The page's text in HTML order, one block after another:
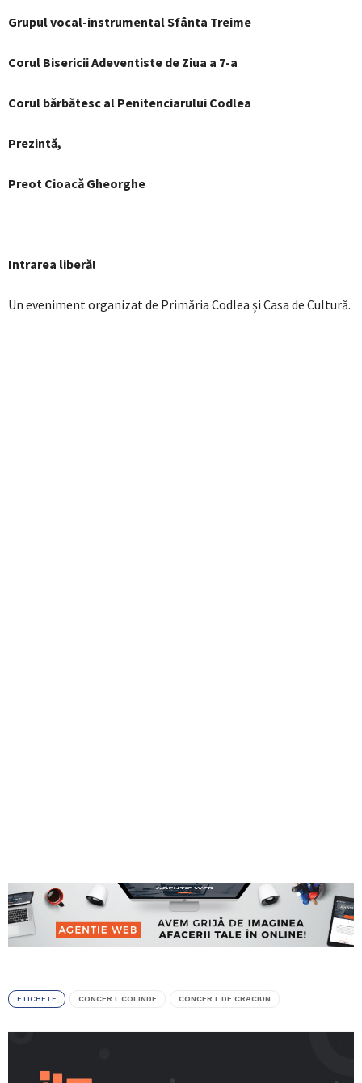
Grupul vocal-instrumental Sfânta Treime
Corul Bisericii Adeventiste de Ziua a 7-a
Corul bărbătesc al Penitenciarului Codlea
Prezintă,
Preot Cioacă Gheorghe
Intrarea liberă!
Un eveniment organizat de Primăria Codlea și Casa de Cultură.
ETICHETE CONCERT COLINDE CONCERT DE CRACIUN